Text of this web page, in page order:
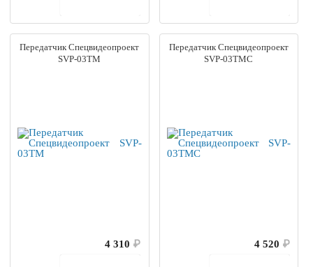
Передатчик Спецвидеопроект
SVP-03TM
4 310 ₽
Передатчик Спецвидеопроект
SVP-03TMC
4 520 ₽